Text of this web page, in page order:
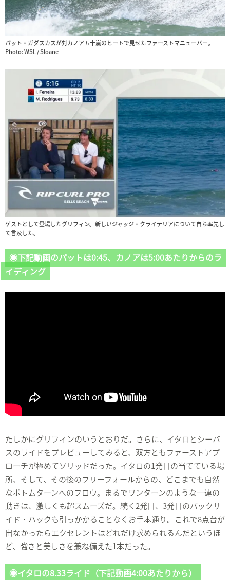
パット・ガダスカスが対カノア五十嵐のヒートで見せたファーストマニューバー。
Photo: WSL / Sloane
ゲストとして登場したグリフィン。新しいジャッジ・クライテリアについて自ら率先し
て言及した。
◉下記動画のパットは0:45、カノアは5:00あたりからのラ
イディング
たしかにグリフィンのいうとおりだ。さらに、イタロとシーバ
スのライドをプレビューしてみると、双方ともファーストアプ
ローチが極めてソリッドだった。イタロの1発目の当てている場
所、そして、その後のフリーフォールからの、どこまでも自然
なボトムターンへのフロウ。まるでワンターンのような一連の
動きは、激しくも超スムーズだ。続く2発目、3発目のバックサ
イド・ハックも引っかかることなくお手本通り。これで8点台が
出なかったらエクセレントはどれだけ求められるんだというほ
ど、強さと美しさを兼ね備えた1本だった。
◉イタロの8.33ライド（下記動画4:00あたりから）